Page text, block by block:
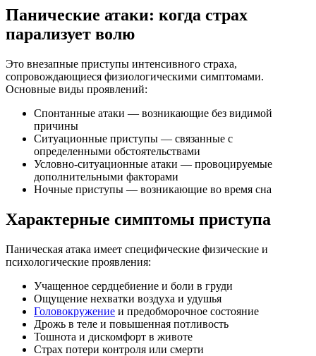
Панические атаки: когда страх
парализует волю
Это внезапные приступы интенсивного страха,
сопровождающиеся физиологическими симптомами.
Основные виды проявлений:
Спонтанные атаки — возникающие без видимой
причины
Ситуационные приступы — связанные с
определенными обстоятельствами
Условно-ситуационные атаки — провоцируемые
дополнительными факторами
Ночные приступы — возникающие во время сна
Характерные симптомы приступа
Паническая атака имеет специфические физические и
психологические проявления:
Учащенное сердцебиение и боли в груди
Ощущение нехватки воздуха и удушья
Головокружение и предобморочное состояние
Дрожь в теле и повышенная потливость
Тошнота и дискомфорт в животе
Страх потери контроля или смерти